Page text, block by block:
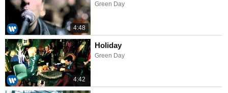
4:48
Green Day
4:42
Holiday
Green Day